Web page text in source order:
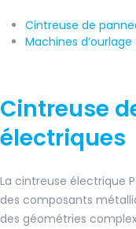
Cintreuse de
Machines
Cintreuse
électriques
La cintreuse électrique
des composants
des géométries